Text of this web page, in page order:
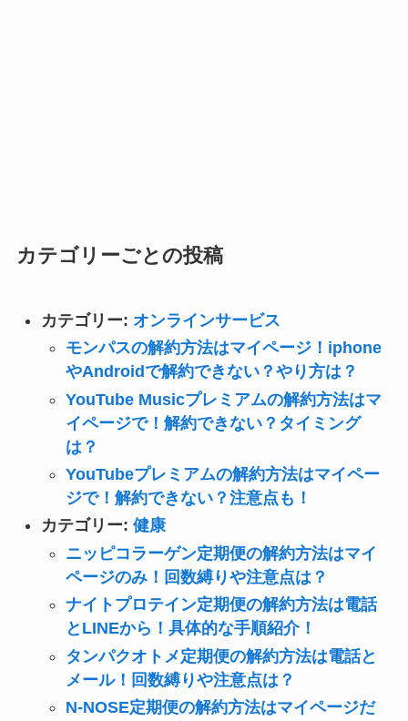
カテゴリーごとの投稿
カテゴリー: オンラインサービス
モンパスの解約方法はマイページ！iphone
やAndroidで解約できない？やり方は？
YouTube Musicプレミアムの解約方法はマ
イページで！解約できない？タイミング
は？
YouTubeプレミアムの解約方法はマイペー
ジで！解約できない？注意点も！
カテゴリー: 健康
ニッピコラーゲン定期便の解約方法はマイ
ページのみ！回数縛りや注意点は？
ナイトプロテイン定期便の解約方法は電話
とLINEから！具体的な手順紹介！
タンパクオトメ定期便の解約方法は電話と
メール！回数縛りや注意点は？
N-NOSE定期便の解約方法はマイページだ